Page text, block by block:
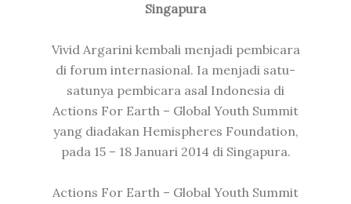
Singapura
Vivid Argarini kembali menjadi pembicara
di forum internasional. Ia menjadi satu-
satunya pembicara asal Indonesia di
Actions For Earth – Global Youth Summit
yang diadakan Hemispheres Foundation,
pada 15 – 18 Januari 2014 di Singapura.
Actions For Earth – Global Youth Summit